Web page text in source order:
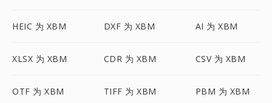
HEIC 为 XBM DXF 为 XBM AI 为 XBM
XLSX 为 XBM CDR 为 XBM CSV 为 XBM
OTF 为 XBM TIFF 为 XBM PBM 为 XBM